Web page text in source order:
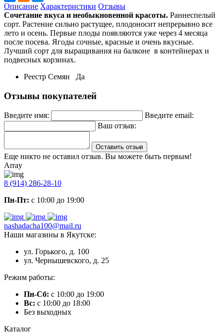
Описание Характеристики Отзывы
Сочетание вкуса и необыкновенной красоты. Раннеспелый
сорт. Растение сильно растущее, плодоносит непрерывно все
лето и осень. Первые плоды появляются уже через 4 месяца
после посева. Ягоды сочные, красные и очень вкусные.
Лучший сорт для выращивания на балконе в контейнерах и
подвесных корзинах.
Реестр Семян
Да
Отзывы покупателей
Введите имя:
Введите email:
Ваш отзыв:
Оставить отзыв
Еще никто не оставил отзыв. Вы можете быть первым!
Array
8 (914) 286-28-10
Пн-Пт: с 10:00 до 19:00
nashadacha100@mail.ru
Наши магазины в Якутске:
ул. Горького, д. 100
ул. Чернышевского, д. 25
Режим работы:
Пн-Сб: с 10:00 до 19:00
Вс: с 10:00 до 18:00
Без выходных
Каталог